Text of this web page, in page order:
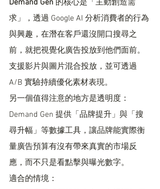
Demand Gen 的核心是「主動創造需
求」，透過 Google AI 分析消費者的行為
與興趣，在潛在客戶還沒開口搜尋之
前，就把視覺化廣告投放到他們面前。
支援影片與圖片混合投放，並可透過
A/B 實驗持續優化素材表現。
另一個值得注意的地方是透明度：
Demand Gen 提供「品牌提升」與「搜
尋升幅」等數據工具，讓品牌能實際衡
量廣告預算有沒有帶來真實的市場反
應，而不只是看點擊與曝光數字。
適合的情境：